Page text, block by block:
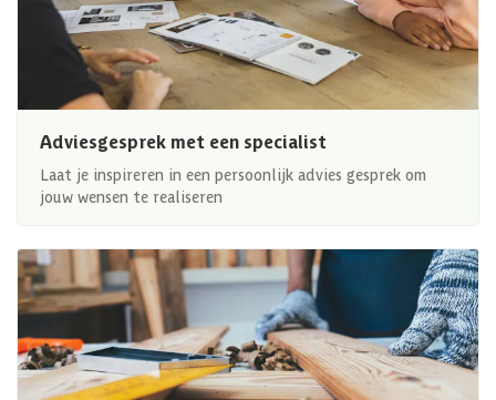
Adviesgesprek met een specialist
Laat je inspireren in een persoonlijk advies gesprek om
jouw wensen te realiseren